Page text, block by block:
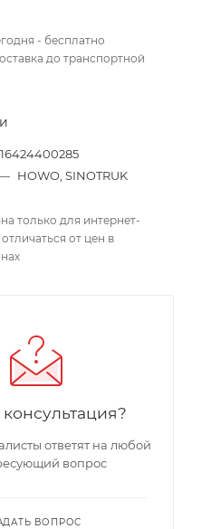
- бесплатно
до транспортной
HOWO, SINOTRUK
только для интернет-
от цен в
ответят на любой
вопрос
ВОПРОС